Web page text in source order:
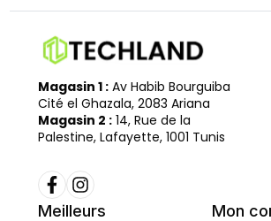
Magasin 1 : Av Habib Bourguiba
Cité el Ghazala, 2083 Ariana
Magasin 2 : 14, Rue de la
Palestine, Lafayette, 1001 Tunis
Meilleurs Mon